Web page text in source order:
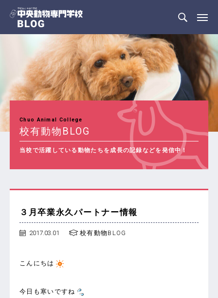
Chuo Animal College
校有動物BLOG
当校で活躍している動物たちを成長の記録などを発信中！
３月卒業永久パートナー情報
2017.03.01 校有動物BLOG
こんにちは
今日も寒いですね